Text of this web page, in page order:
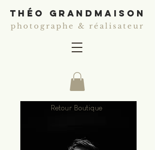
théo grandmaison
photographe & réalisateur
Retour Boutique